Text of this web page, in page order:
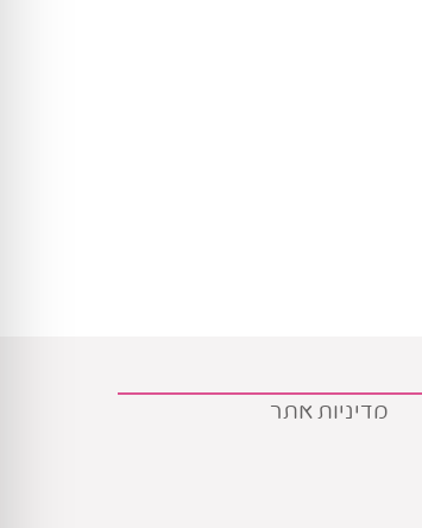
מדיניות אתר